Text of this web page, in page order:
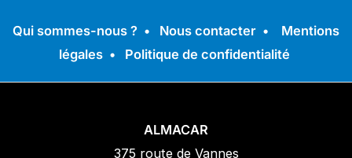
Qui sommes-nous ? • Nous contacter • Mentions
légales • Politique de confidentialité
ALMACAR
375 route de Vannes